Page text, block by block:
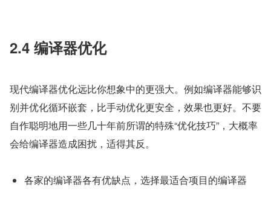
2.4 编译器优化
现代编译器优化远比你想象中的更强大。例如编译器能够识
别并优化循环嵌套，比手动优化更安全，效果也更好。不要
自作聪明地用一些几十年前所谓的特殊“优化技巧”，大概率
会给编译器造成困扰，适得其反。
各家的编译器各有优缺点，选择最适合项目的编译器